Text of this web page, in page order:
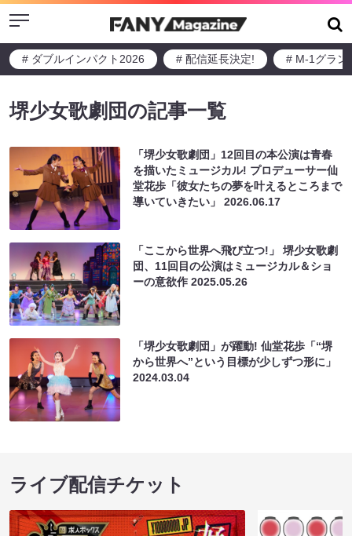
Menu
# ダブルインパクト2026 # 配信延長決定! # M-1グラン
堺少女歌劇団の記事一覧
「堺少女歌劇団」12回目の本公演は青春
を描いたミュージカル! プロデューサー仙
堂花歩「彼女たちの夢を叶えるところまで
導いていきたい」2026.06.17
「ここから世界へ飛び立つ!」 堺少女歌劇
団、11回目の公演はミュージカル＆ショ
ーの意欲作2025.05.26
「堺少女歌劇団」が躍動! 仙堂花歩「“堺
から世界へ”という目標が少しずつ形に」
2024.03.04
ライブ配信チケット